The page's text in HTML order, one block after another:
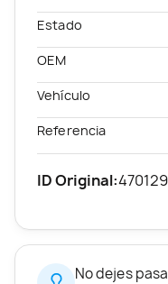
Estado
OEM
Vehículo
Referencia
ID Original:
No dejes